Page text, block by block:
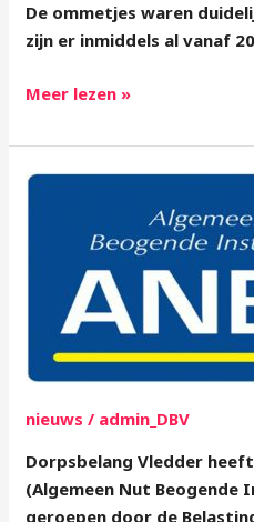
De ommetjes waren
zijn er inmiddels al vanaf
Meer lezen »
nieuws / admin_DBV
Dorpsbelang Vledder
(Algemeen Nut Beogende
geroepen door de
ANBI-